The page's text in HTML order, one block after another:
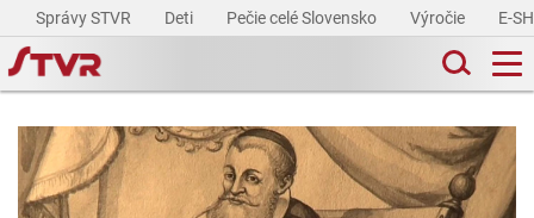
Správy STVR Deti Pečie celé Slovensko Výročie E-